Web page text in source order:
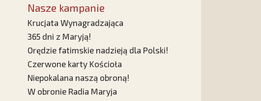
Nasze kampanie
Krucjata Wynagradzająca
365 dni z Maryją!
Orędzie fatimskie nadzieją dla Polski!
Czerwone karty Kościoła
Niepokalana naszą obroną!
W obronie Radia Maryja